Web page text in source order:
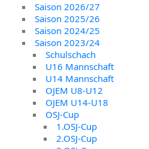
Saison 2026/27
Saison 2025/26
Saison 2024/25
Saison 2023/24
Schulschach
U16 Mannschaft
U14 Mannschaft
OJEM U8-U12
OJEM U14-U18
OSJ-Cup
1.OSJ-Cup
2.OSJ-Cup